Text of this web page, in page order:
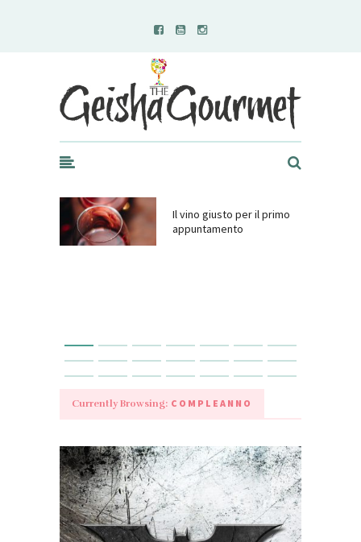
Geisha Gourmet
Il vino giusto per il primo
appuntamento
Currently Browsing: COMPLEANNO